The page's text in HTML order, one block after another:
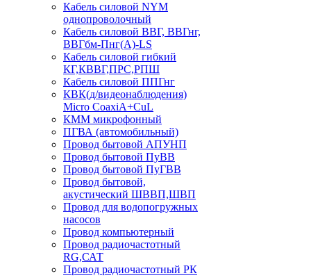
Кабель силовой NYM
однопроволочный
Кабель силовой ВВГ, ВВГнг,
ВВГбм-Пнг(А)-LS
Кабель силовой гибкий
КГ,КВВГ,ПРС,РПШ
Кабель силовой ППГнг
КВК(д/видеонаблюдения)
Micro CoaxiA+CuL
КММ микрофонный
ПГВА (автомобильный)
Провод бытовой АПУНП
Провод бытовой ПуВВ
Провод бытовой ПуГВВ
Провод бытовой,
акустический ШВВП,ШВП
Провод для водопогружных
насосов
Провод компьютерный
Провод радиочастотный
RG,САТ
Провод радиочастотный РК